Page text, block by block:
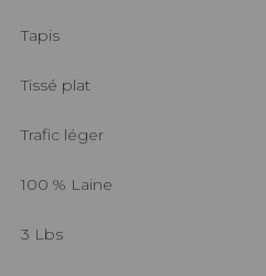
Tapis
Tissé plat
Trafic léger
100 % Laine
3 Lbs